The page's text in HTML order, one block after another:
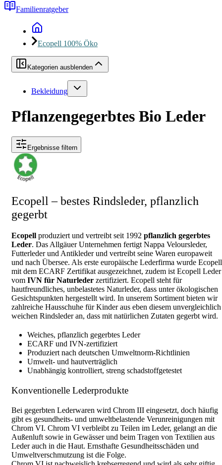
Familienratgeber
Ecopell 100% Öko
Kategorien ausblenden
Bekleidung
Pflanzengegerbtes Bio Leder
Ergebnisse filtern
Ecopell – bestes Rindsleder, pflanzlich
gegerbt
Ecopell produziert und vertreibt seit 1992 pflanzlich gegerbtes
Leder. Das Allgäuer Unternehmen fertigt Nappa Veloursleder,
Futterleder und Antikleder und vertreibt seine Waren europaweit
und nach Übersee. Als erste europäische Lederfirma wurde Ecopell
mit dem ECARF Zertifikat ausgezeichnet, zudem ist Ecopell Leder
vom IVN für Naturleder zertifiziert. Ecopell steht für
hautfreundliches, unbelastetes Naturleder, dass unter ökologischen
Gesichtspunkten hergestellt wird. In unserem Sortiment bieten wir
zahlreiche Hausschuhe für Kinder aus eben diesem unvergleichlich
weichen Rindsleder an, dass mit natürlichen Zutaten gegerbt wird.
Weiches, pflanzlich gegerbtes Leder
ECARF und IVN-zertifiziert
Produziert nach deutschen Umweltnorm-Richtlinien
Umwelt- und hautverträglich
Unabhängig kontrolliert, streng schadstoffgetestet
Konventionelle Lederprodukte
Bei gegerbten Lederwaren wird Chrom III eingesetzt, doch häufig
gibt es gesundheits- und umweltbelastende Verunreinigungen mit
Chrom VI. Chrom VI verbleibt zu Teilen im Leder, gelangt an die
Außenluft sowie in Gewässer und beim Tragen von Textilien aus
Leder auch in die Haut. Ernsthafte Gesundheitsschäden und
Umweltverschmutzung ist die Folge.